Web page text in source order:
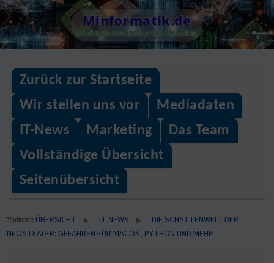
Skip
to
content
Minformatik.de
Medienunternehmen aus Hamburg
Zurück zur Startseite
Wir stellen uns vor
Mediadaten
IT-News
Marketing
Das Team
Vollständige Übersicht
Seitenübersicht
Pfadleiste ÜBERSICHT ▶ IT-NEWS ▶
DIE SCHATTENWELT DER
INFOSTEALER: GEFAHREN FÜR MACOS, PYTHON UND MEHR